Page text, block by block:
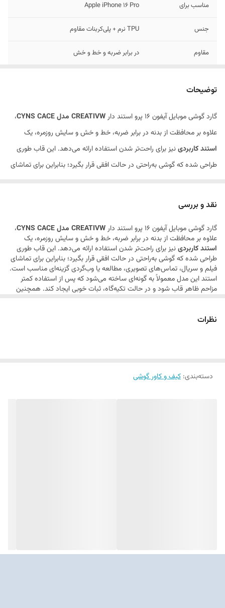
مناسب برای Apple iPhone 16 Pro
جنس TPU نرم + پلی‌کربنات مقاوم
مقاوم در برابر ضربه و خط و خش
توضیحات
گارد گوشی موبایل آیفون 16 پرو استند دار CREATIVW مدل CYNS CACE
،
علاوه بر محافظت از بدنه در برابر ضربه، خط و خش و سایش روزمره، یک
استند کاربردینیز برای راحت‌تر شدن استفاده ارائه می‌دهد. این قاب طوری
طراحی شده که گوشی به‌راحتی در حالت افقی قرار بگیرد؛ بنابراین برای تماشای
برش‌های دقیق اطراف دکمه‌ها، پورت‌ها و قسمت دوربین باعث می‌شود
دسترسی به امکانات گوشی بدون محدودیت باقی بماند.
نقد و بررسی
گارد گوشی موبایل آیفون 16 پرو استند دار CREATIVW مدل CYNS CACE
،
علاوه بر محافظت از بدنه در برابر ضربه، خط و خش و سایش روزمره، یک
استند کاربردینیز برای راحت‌تر شدن استفاده ارائه می‌دهد. این قاب طوری
طراحی شده که گوشی به‌راحتی در حالت افقی قرار بگیرد؛ بنابراین برای تماشای
فیلم و سریال، تماس‌های تصویری، مطالعه یا وب‌گردی گزینه‌ای مناسب است.
استند این مدل معمولاً به گونه‌ای ساخته می‌شود که پس از استفاده کمتر
مزاحم ظاهر قاب شود و در حالت تکیه‌گاه، ثبات خوبی ایجاد کند. همچنین
نظرات
دسته‌بندی: کیف و کاور گوشی